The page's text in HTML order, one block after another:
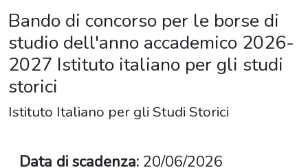
Bando di concorso per le borse di
studio dell'anno accademico 2026-
2027 Istituto italiano per gli studi
storici
Istituto Italiano per gli Studi Storici
Data di scadenza: 20/06/2026